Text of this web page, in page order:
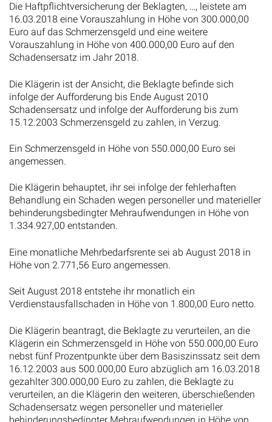
Die Haftpflichtversicherung der Beklagten, …, leistete am
16.03.2018 eine Vorauszahlung in Höhe von 300.000,00
Euro auf das Schmerzensgeld und eine weitere
Vorauszahlung in Höhe von 400.000,00 Euro auf den
Schadensersatz im Jahr 2018.
Die Klägerin ist der Ansicht, die Beklagte befinde sich
infolge der Aufforderung bis Ende August 2010
Schadensersatz und infolge der Aufforderung bis zum
15.12.2003 Schmerzensgeld zu zahlen, in Verzug.
Ein Schmerzensgeld in Höhe von 550.000,00 Euro sei
angemessen.
Die Klägerin behauptet, ihr sei infolge der fehlerhaften
Behandlung ein Schaden wegen personeller und materieller
behinderungsbedingter Mehraufwendungen in Höhe von
1.334.927,00 entstanden.
Eine monatliche Mehrbedarfsrente sei ab August 2018 in
Höhe von 2.771,56 Euro angemessen.
Seit August 2018 entstehe ihr monatlich ein
Verdienstausfallschaden in Höhe von 1.800,00 Euro netto.
Die Klägerin beantragt, die Beklagte zu verurteilen, an die
Klägerin ein Schmerzensgeld in Höhe von 550.000,00 Euro
nebst fünf Prozentpunkte über dem Basiszinssatz seit dem
16.12.2003 aus 500.000,00 Euro abzüglich am 16.03.2018
gezahlter 300.000,00 Euro zu zahlen, die Beklagte zu
verurteilen, an die Klägerin den weiteren, überschießenden
Schadensersatz wegen personeller und materieller
behinderungsbedingter Mehraufwendungen in Höhe von